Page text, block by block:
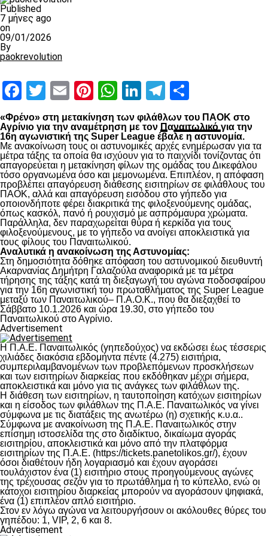
Published
7 μήνες ago
on
09/01/2026
By
paokrevolution
Facebook
Twitter
EmailPinterest
WhatsApp
LinkedIn
Telegram
«Φρένο» στη μετακίνηση των φιλάθλων του ΠΑΟΚ στο
Αγρίνιο για την αναμέτρηση με τον Παναιτωλικό για την
16η αγωνιστική της Super League έβαλε η αστυνομία.
Με ανακοίνωση τους οι αστυνομικές αρχές ενημέρωσαν για τα
μέτρα τάξης τα οποία θα ισχύουν για το παιχνίδι τονίζοντας ότι
απαγορεύεται η μετακίνηση φίλων της ομάδας του Δικεφάλου
τόσο οργανωμένα όσο και μεμονωμένα. Επιπλέον, η απόφαση
προβλέπει απαγόρευση διάθεσης εισιτηρίων σε φιλάθλους του
ΠΑΟΚ, αλλά και απαγόρευση εισόδου στο γήπεδο για
οποιονδήποτε φέρει διακριτικά της φιλοξενούμενης ομάδας,
όπως κασκόλ, πανό ή ρουχισμό με ασπρόμαυρα χρώματα.
Παράλληλα, δεν παραχωρείται θύρα ή κερκίδα για τους
φιλοξενούμενους, με το γήπεδο να ανοίγει αποκλειστικά για
τους φίλους του Παναιτωλικού.
Αναλυτικά η ανακοίνωση της Αστυνομίας:
Στη δημοσιότητα δόθηκε απόφαση του αστυνομικού διευθυντή
Ακαρνανίας Δημήτρη Γαλαζούλα αναφορικά με τα μέτρα
τήρησης της τάξης κατά τη διεξαγωγή του αγώνα ποδοσφαίρου
για την 16η αγωνιστική του πρωταθλήματος της Super League
μεταξύ των Παναιτωλικoύ– Π.Α.Ο.Κ., που θα διεξαχθεί το
Σάββατο 10.1.2026 και ώρα 19.30, στο γήπεδο του
Παναιτωλικού στο Αγρίνιο.
Advertisement
Η Π.Α.Ε. Παναιτωλικός (γηπεδούχος) να εκδώσει έως τέσσερις
χιλιάδες διακόσια εβδομήντα πέντε (4.275) εισιτήρια,
συμπεριλαμβανομένων των προβλεπόμενων προσκλήσεων
και των εισιτηρίων διαρκείας που εκδόθηκαν μέχρι σήμερα,
αποκλειστικά και μόνο για τις ανάγκες των φιλάθλων της.
Η διάθεση των εισιτηρίων, η ταυτοποίηση κατόχων εισιτηρίων
και η είσοδος των φιλάθλων της Π.Α.Ε. Παναιτωλικός να γίνει
σύμφωνα με τις διατάξεις της ανωτέρω (η) σχετικής κ.υ.α..
Σύμφωνα με ανακοίνωση της Π.Α.Ε. Παναιτωλικός στην
επίσημη ιστοσελίδα της στο διαδίκτυο, δικαίωμα αγοράς
εισιτηρίου, αποκλειστικά και μόνο από την πλατφόρμα
εισιτηρίων της Π.Α.Ε. (https://tickets.panetolikos.gr/), έχουν
όσοι διαθέτουν ήδη λογαριασμό και έχουν αγοράσει
τουλάχιστον ένα (1) εισιτήριο στους προηγούμενους αγώνες
της τρέχουσας σεζόν για το πρωτάθλημα ή το κύπελλο, ενώ οι
κάτοχοι εισιτηρίου διαρκείας μπορούν να αγοράσουν ψηφιακά,
ένα (1) επιπλέον απλό εισιτήριο.
Στον εν λόγω αγώνα να λειτουργήσουν οι ακόλουθες θύρες του
γηπέδου: 1, VIP, 2, 6 και 8.
Advertisement